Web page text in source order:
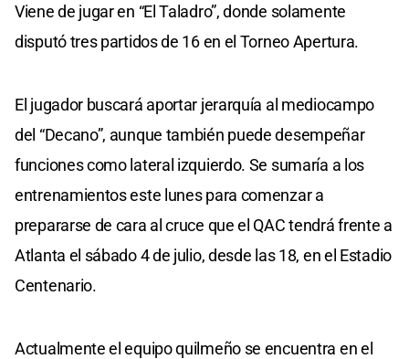
Viene de jugar en “El Taladro”, donde solamente
disputó tres partidos de 16 en el Torneo Apertura.
El jugador buscará aportar jerarquía al mediocampo
del “Decano”, aunque también puede desempeñar
funciones como lateral izquierdo. Se sumaría a los
entrenamientos este lunes para comenzar a
prepararse de cara al cruce que el QAC tendrá frente a
Atlanta el sábado 4 de julio, desde las 18, en el Estadio
Centenario.
Actualmente el equipo quilmeño se encuentra en el